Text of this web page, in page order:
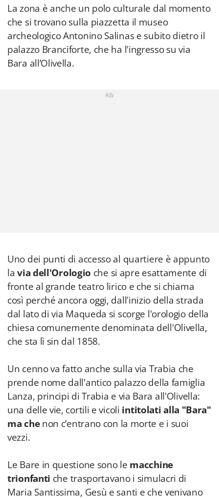
La zona è anche un polo culturale dal momento
che si trovano sulla piazzetta il museo
archeologico Antonino Salinas e subito dietro il
palazzo Branciforte, che ha l'ingresso su via
Bara all’Olivella.
Adv
Uno dei punti di accesso al quartiere è appunto
la via dell'Orologio che si apre esattamente di
fronte al grande teatro lirico e che si chiama
così perché ancora oggi, dall'inizio della strada
dal lato di via Maqueda si scorge l'orologio della
chiesa comunemente denominata dell'Olivella,
che sta lì sin dal 1858.
Un cenno va fatto anche sulla via Trabia che
prende nome dall'antico palazzo della famiglia
Lanza, principi di Trabia e via Bara all'Olivella:
una delle vie, cortili e vicoli intitolati alla "Bara"
ma chenon c’entrano con la morte e i suoi
vezzi.
Le Bare in questione sono le macchine
trionfanti che trasportavano i simulacri di
Maria Santissima, Gesù e santi e che venivano